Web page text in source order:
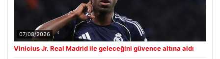
07/08/2026
Vinicius Jr. Real Madrid ile geleceğini güvence altına aldı